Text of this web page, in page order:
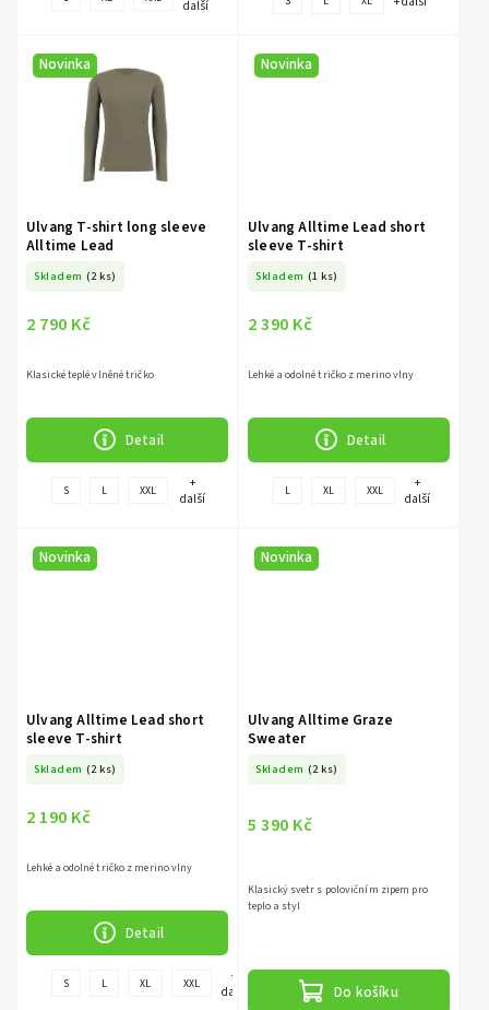
další
Novinka
Ulvang T-shirt long sleeve
Alltime Lead
Skladem (2 ks)
2 790 Kč
Detail
Klasické teplé vlněné tričko
S L XXL
+
další
Novinka
Ulvang Alltime Lead short
sleeve T-shirt
Skladem (1 ks)
2 390 Kč
Detail
Lehké a odolné tričko z merino vlny
L XL XXL
+
další
Novinka
Ulvang Alltime Lead short
sleeve T-shirt
Skladem (2 ks)
2 190 Kč
Detail
Lehké a odolné tričko z merino vlny
S L XL XXL
+
další
Novinka
Ulvang Alltime Graze
Sweater
Skladem (2 ks)
5 390 Kč
Do košíku
Klasický svetr s polovičním zipem pro
teplo a styl